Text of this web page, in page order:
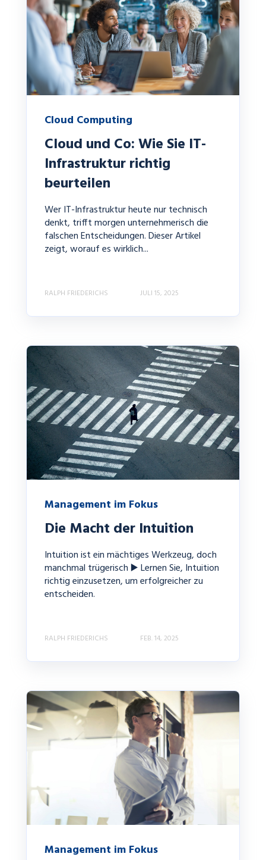
Cloud Computing
Cloud und Co: Wie Sie IT-
Infrastruktur richtig
beurteilen
Wer IT-Infrastruktur heute nur technisch
denkt, trifft morgen unternehmerisch die
falschen Entscheidungen. Dieser Artikel
zeigt, worauf es wirklich...
RALPH FRIEDERICHS JULI 15, 2025
Management im Fokus
Die Macht der Intuition
Intuition ist ein mächtiges Werkzeug, doch
manchmal trügerisch ▶️ Lernen Sie, Intuition
richtig einzusetzen, um erfolgreicher zu
entscheiden.
RALPH FRIEDERICHS FEB. 14, 2025
Management im Fokus